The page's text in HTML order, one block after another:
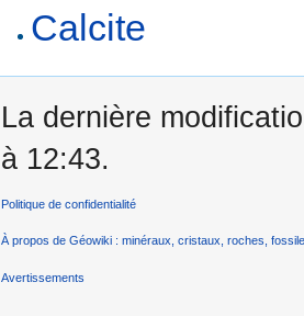
Calcite
La dernière
à 12:43.
Politique de confidentialité
À propos de Géowiki : minéraux, cristaux, roches,
Avertissements